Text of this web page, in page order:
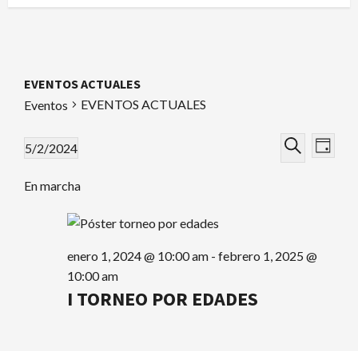
EVENTOS ACTUALES
Eventos EVENTOS ACTUALES
Eventos
for
febrero
2024
y
Buscar
Día
5/2/2024
fecha.
En marcha
I TORNEO POR EDADES
enero 1, 2024 @ 10:00 am- febrero 1, 2025 @
10:00 am